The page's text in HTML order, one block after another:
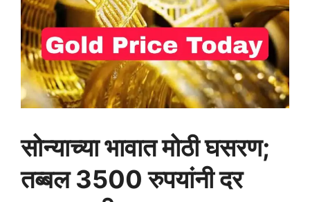
सोन्याच्या भावात मोठी घसरण;
तब्बल 3500 रुपयांनी दर